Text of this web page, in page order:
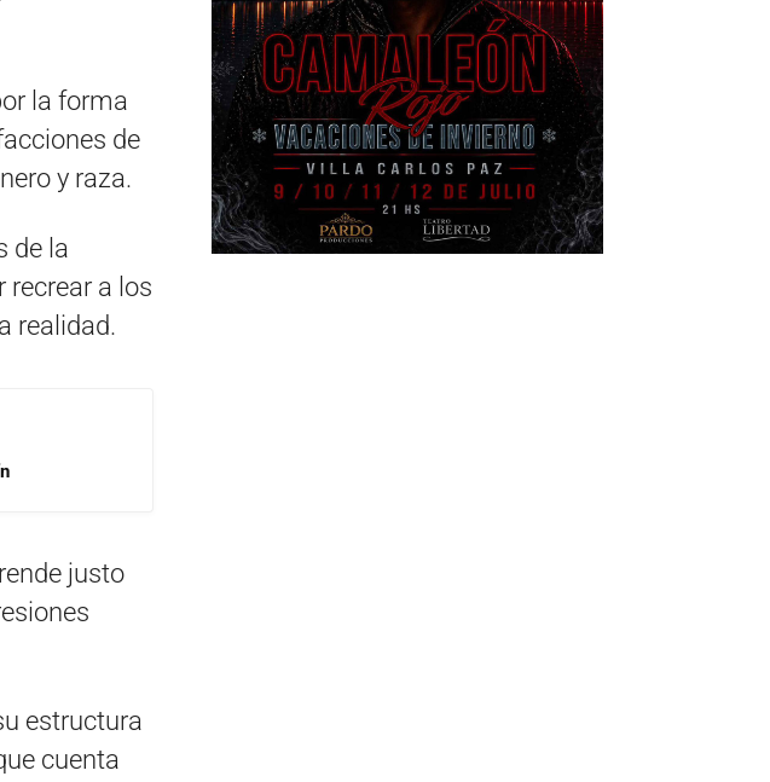
la forma
de
y raza.
de la
recrear a los
realidad.
justo
estructura
cuenta